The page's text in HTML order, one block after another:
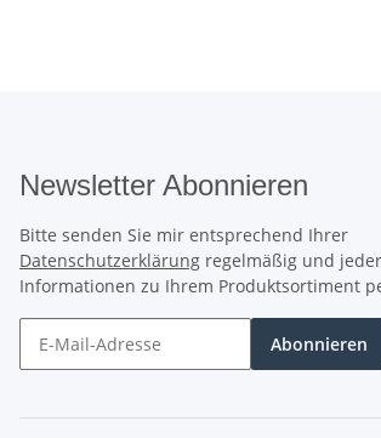
Newsletter Abonnieren
Bitte senden Sie mir entsprechend Ihrer
Datenschutzerklärung regelmäßig und
Informationen zu Ihrem Produktsortiment
Abonnieren